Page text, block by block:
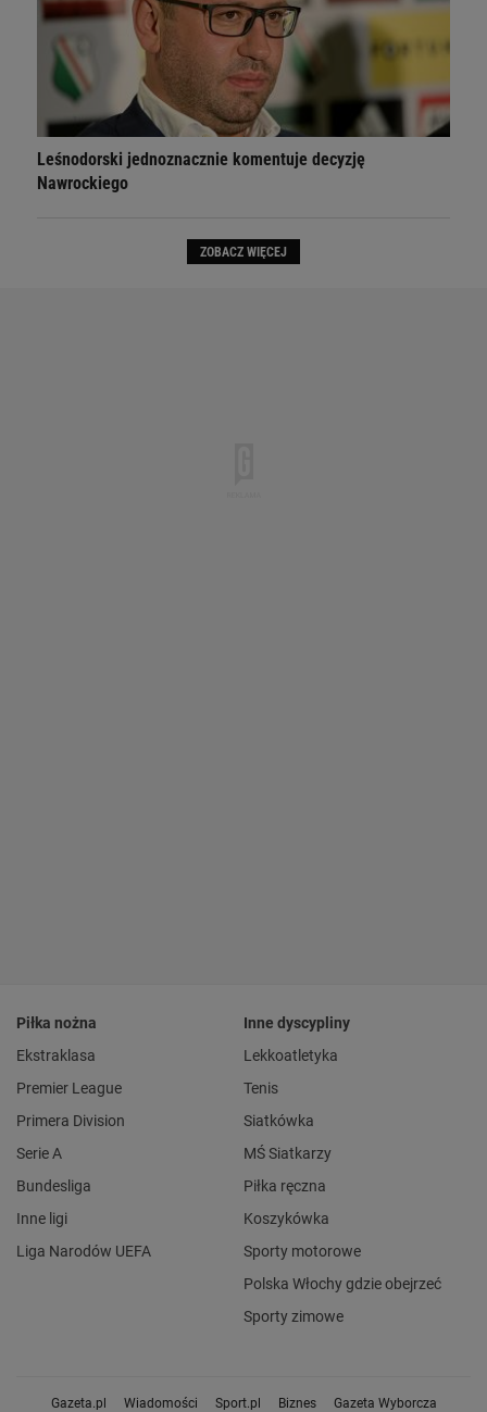
Leśnodorski jednoznacznie komentuje decyzję
Nawrockiego
ZOBACZ WIĘCEJ
Piłka nożna
Ekstraklasa
Premier League
Primera Division
Serie A
Bundesliga
Inne ligi
Liga Narodów UEFA
Inne dyscypliny
Lekkoatletyka
Tenis
Siatkówka
MŚ Siatkarzy
Piłka ręczna
Koszykówka
Sporty motorowe
Polska Włochy gdzie obejrzeć
Sporty zimowe
Gazeta.pl Wiadomości Sport.pl Biznes Gazeta Wyborcza